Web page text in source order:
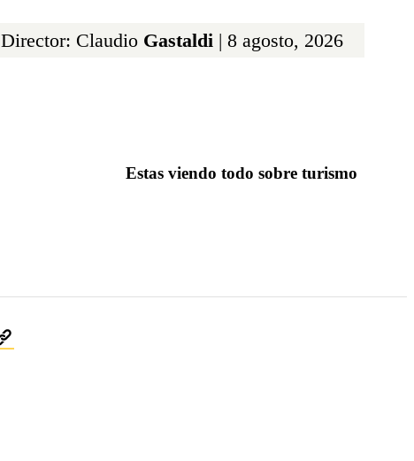
Director: Claudio Gastaldi | 8 agosto, 2026
Estas viendo todo sobre turismo